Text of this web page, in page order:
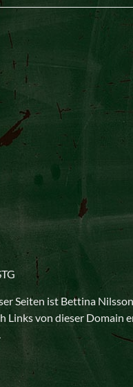
Seiten ist Bettina
von dieser Domain